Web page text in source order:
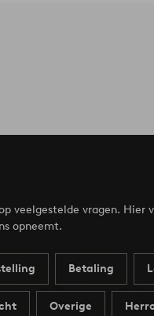
veelgestelde vragen.
opneemt.
Betaling
Overige